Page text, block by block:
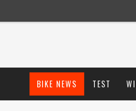
BIKE NEWS TEST